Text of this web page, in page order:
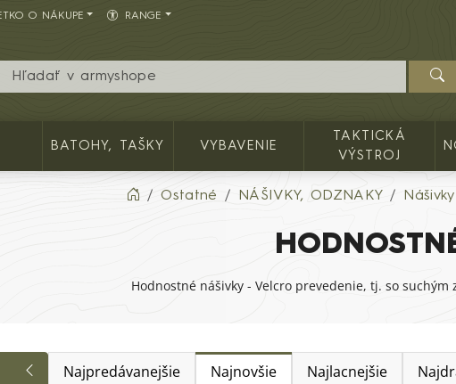
O NÁKUPE RANGE
RANGE SK
BATOHY, TAŠKY VYBAVENIE
TAKTICKÁ
VÝSTROJ
Ostatné NÁŠIVKY, ODZNAKY
Hodnostné nášivky - Velcro prevedenie, tj. so
Najpredávanejšie Najnovšie Najlacnejšie